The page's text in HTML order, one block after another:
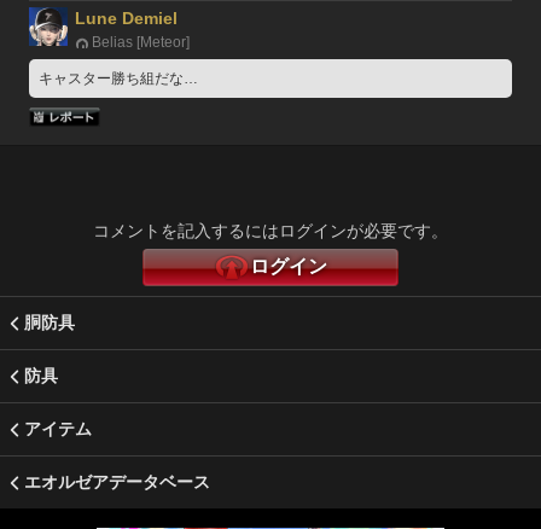
Lune Demiel
Belias [Meteor]
キャスター勝ち組だな…
コメントを記入するにはログインが必要です。
ログイン
胴防具
防具
アイテム
エオルゼアデータベース